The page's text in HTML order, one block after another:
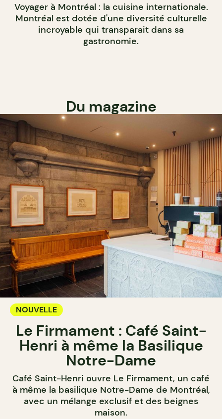
Voyager à Montréal : la cuisine internationale.
Montréal est dotée d'une diversité culturelle
incroyable qui transparait dans sa
gastronomie.
Du magazine
NOUVELLE
Le Firmament : Café Saint-
Henri à même la Basilique
Notre-Dame
Café Saint-Henri ouvre Le Firmament, un café
à même la basilique Notre-Dame de Montréal,
avec un mélange exclusif et des beignes
maison.